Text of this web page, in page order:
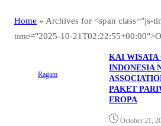
Home » Archives for <span class="js-
time="2025-10-
Ragam
KAI WISATA
INDONESIA
PAKET
EROPA
October 21,